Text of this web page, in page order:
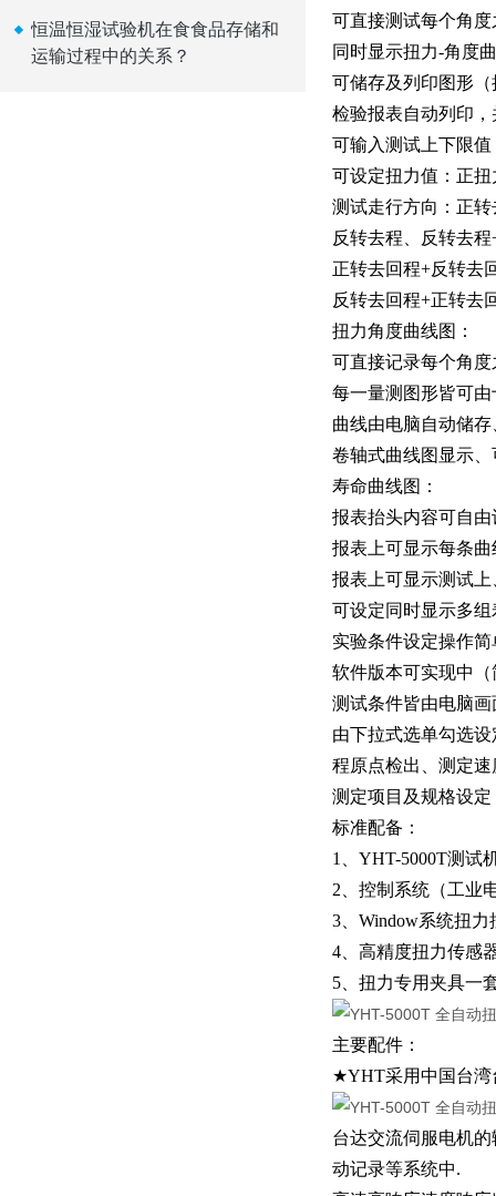
恒温恒湿试验机在食食品存储和
运输过程中的关系？
可直接测试每个角
同时显示扭力-角度
可储存及列印图形
检验报表自动列印
可输入测试上下限
可设定扭力值：正
测试走行方向：正
反转去程、反转去
正转去回程+反转去
反转去回程+正转去
扭力角度曲线图：
可直接记录每个角
每一量测图形皆可
曲线由电脑自动储
卷轴式曲线图显示
寿命曲线图：
报表抬头内容可自由
报表上可显示每条
报表上可显示测试
可设定同时显示多
实验条件设定操作简
软件版本可实现中
测试条件皆由电脑
由下拉式选单勾选
程原点检出、测定
测定项目及规格设
标准配备：
1、YHT-5000T测试
2、控制系统（工业
3、Window系统扭
4、高精度扭力传感
5、扭力专用夹具一
主要配件：
★YHT采用中国台湾
台达交流伺服电机
动记录等系统中.